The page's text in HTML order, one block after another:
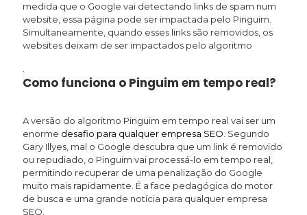
medida que o Google vai detectando links de spam num
website, essa página pode ser impactada pelo Pinguim.
Simultaneamente, quando esses links são removidos, os
websites deixam de ser impactados pelo algoritmo
Como funciona o Pinguim em tempo real?
A versão do algoritmo Pinguim em tempo real vai ser um
enorme desafio para qualquer empresa SEO . Segundo
Gary Illyes, mal o Google descubra que um link é removido
ou repudiado, o Pinguim vai processá-lo em tempo real,
permitindo recuperar de uma penalização do Google
muito mais rapidamente. É a face pedagógica do motor
de busca e uma grande notícia para qualquer empresa
SEO.